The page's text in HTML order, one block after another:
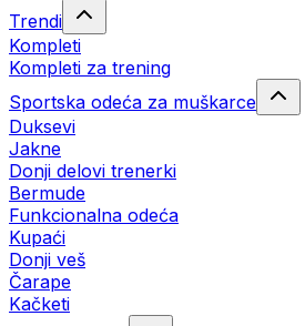
Trendi
Kompleti
Kompleti za trening
Sportska odeća za muškarce
Duksevi
Jakne
Donji delovi trenerki
Bermude
Funkcionalna odeća
Kupaći
Donji veš
Čarape
Kačketi